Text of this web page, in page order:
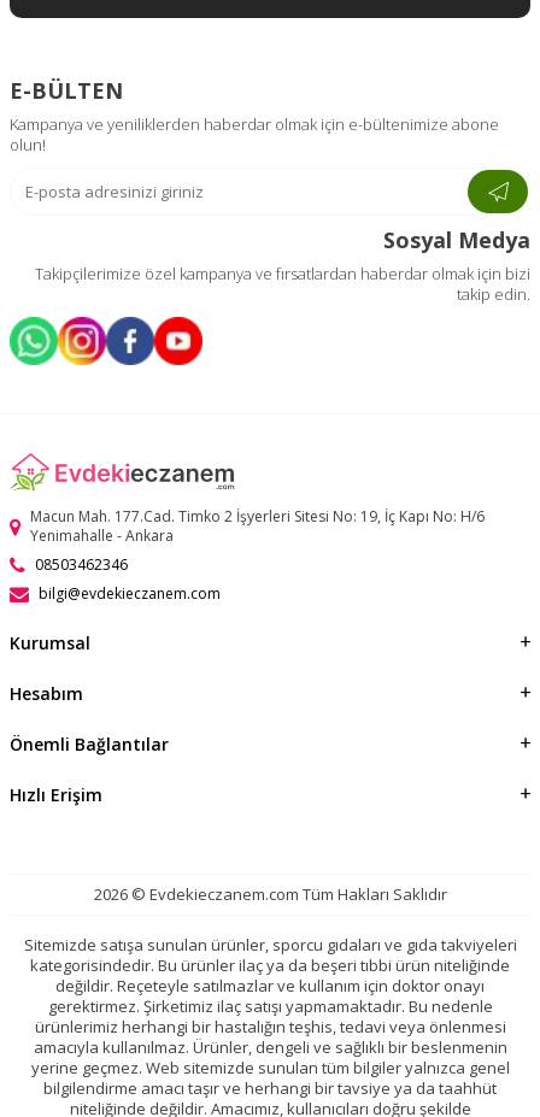
E-BÜLTEN
Kampanya ve yeniliklerden haberdar olmak için e-bültenimize abone
olun!
Sosyal Medya
Takipçilerimize özel kampanya ve fırsatlardan haberdar olmak için bizi
takip edin.
Macun Mah. 177.Cad. Timko 2 İşyerleri Sitesi No: 19, İç Kapı No: H/6
Yenimahalle - Ankara
08503462346
bilgi@evdekieczanem.com
Kurumsal
Hesabım
Önemli Bağlantılar
Hızlı Erişim
2026 © Evdekieczanem.com Tüm Hakları Saklıdır
Sitemizde satışa sunulan ürünler, sporcu gıdaları ve gıda takviyeleri
kategorisindedir. Bu ürünler ilaç ya da beşeri tıbbi ürün niteliğinde
değildir. Reçeteyle satılmazlar ve kullanım için doktor onayı
gerektirmez. Şirketimiz ilaç satışı yapmamaktadır. Bu nedenle
ürünlerimiz herhangi bir hastalığın teşhis, tedavi veya önlenmesi
amacıyla kullanılmaz. Ürünler, dengeli ve sağlıklı bir beslenmenin
yerine geçmez. Web sitemizde sunulan tüm bilgiler yalnızca genel
bilgilendirme amacı taşır ve herhangi bir tavsiye ya da taahhüt
niteliğinde değildir. Amacımız, kullanıcıları doğru şekilde